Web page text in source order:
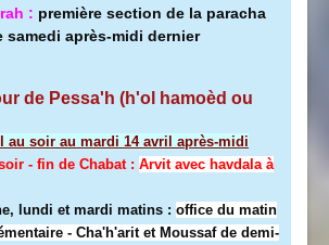
: première section de la paracha
samedi après-midi dernier
de Pessa'h (h'ol hamoèd ou
au soir au mardi 14 avril après-midi
- fin de Chabat : Arvit avec havdala à
lundi et mardi matins : office du matin
- Cha'h'arit et Moussaf de demi-